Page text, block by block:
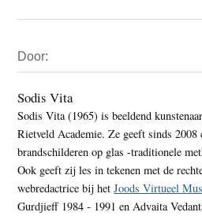
Sidebar
Door:
Sodis Vita
Sodis Vita (1965) is beeldend
Rietveld Academie. Ze geeft sinds
brandschilderen op glas -traditionele
Ook geeft zij les in tekenen met de
webredactrice bij hetJoods Virtueel
Gurdjieff 1984 - 1991 en Advaita